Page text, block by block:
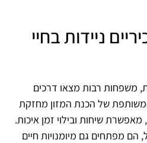
ניידות בחיי
משפחות רבות מצאו דרכים
של הכנת המזון מחזקת
שיחות ובילוי זמן איכות.
מפתחים גם מיומנויות חיים